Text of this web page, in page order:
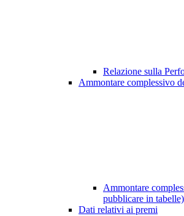
Relazione sulla
Ammontare complessivo
Ammontare
pubblicare in tabelle)
Dati relativi ai premi